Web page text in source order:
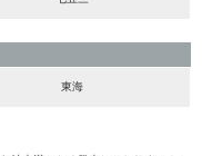
東海